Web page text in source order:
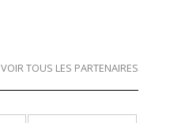
VOIR TOUS LES PARTENAIRES